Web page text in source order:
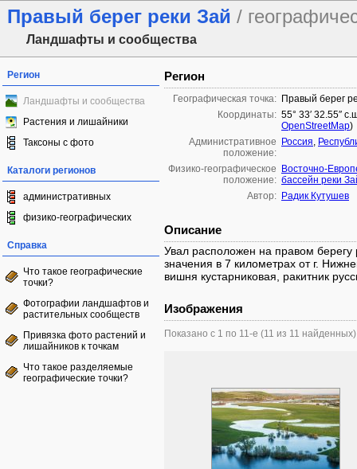
Правый берег реки Зай /
Ландшафты и сообщества
Регион
Ландшафты и сообщества
Растения и лишайники
Таксоны с фото
Каталоги регионов
административных
физико-географических
Справка
Что такое географические
точки?
Фотографии ландшафтов и
растительных сообществ
Привязка фото растений и
лишайников к точкам
Что такое разделяемые
географические точки?
Регион
Географическая точка: Правый берег
Координаты: 55° 33′ 32.55″
OpenStreetMap)
Административное
положение:
Россия,
Физико-географическое
положение:
Восточно-
бассейн реки
Автор: Радик Кутушев
Описание
Увал расположен на правом
значения в 7 километрах от г.
вишня кустарниковая, ракитник
Изображения
Показано с 1 по 11-е (11 из 11 найденных)